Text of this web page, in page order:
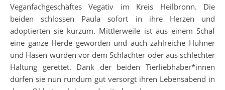
Veganfachgeschäftes Vegativ im Kreis Heilbronn. Die
beiden schlossen Paula sofort in ihre Herzen und
adoptierten sie kurzum. Mittlerweile ist aus einem Schaf
eine ganze Herde geworden und auch zahlreiche Hühner
und Hasen wurden vor dem Schlachter oder aus schlechter
Haltung gerettet. Dank der beiden Tierliebhaber*innen
dürfen sie nun rundum gut versorgt ihren Lebensabend in